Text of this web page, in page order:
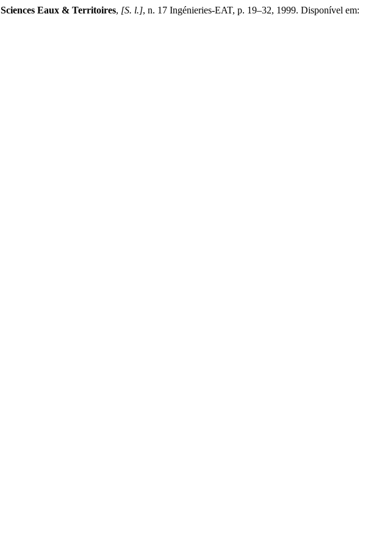
Sciences Eaux & Territoires, [S. l.], n. 17 Ingénieries-EAT, p. 19–32, 1999. Disponível em: